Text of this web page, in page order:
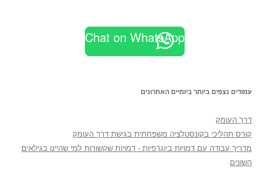
Chat on WhatsApp
עמודים נצפים ביותר ביומיים האחרונים
דרך העומק
קורס תהליכי בקונסטלציה משפחתית בגישת דרך העומק
מדריך עבודה עם דמויות ביוגרפיות - דמויות שקשורות למי שהיינו בגילאים
השונים